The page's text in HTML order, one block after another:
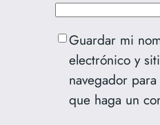
Guardar mi
electrónico y
navegador
que haga un